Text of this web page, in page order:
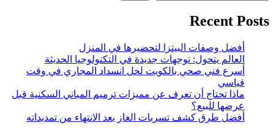
Recent Posts
أفضل وصفات البيتزا لتحضيرها في المنزل
العالم يتحول: توجهات جديدة في التكنولوجيا الحديثة
أسرع فني صحي بالكويت لحل انسداد المجاري في وقت
قياسي
ماذا تحتاج أن تعرف عن مميزات ترميم المباني السكنية قبل
عرضها للبيع؟
أفضل طرق كشف تسربات الغاز بعد الانتهاء من تمديداته